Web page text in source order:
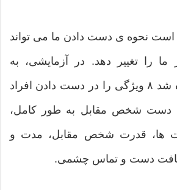
است نحوه ی دست دادن ما می تواند
ما را تغییر دهد. در آزمایشی، به
داوران آموزش داده شد ۸ ویژگی را در دست دادن افراد
دست شخص مقابل به طور کامل،
ها، قدرت شخص مقابل، مدت و
دست و تماس چشمی.